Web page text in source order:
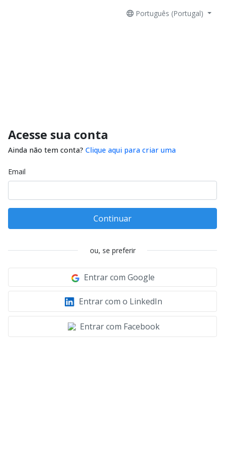
Português (Portugal)
Acesse sua conta
Ainda não tem conta? Clique aqui para criar uma
Email
Continuar
ou, se preferir
Entrar com Google
Entrar com o LinkedIn
Entrar com Facebook